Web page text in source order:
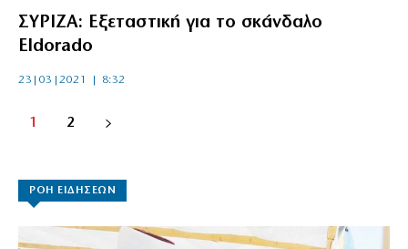
ΣΥΡΙΖΑ: Εξεταστική για το σκάνδαλο
Eldorado
23|03|2021 | 8:32
1 2
ΡΟΗ ΕΙΔΗΣΕΩΝ